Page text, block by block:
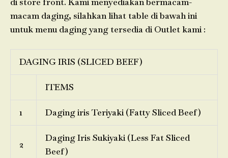
macam daging, silahkan lihat table di bawah ini
untuk menu daging yang tersedia di Outlet kami :
DAGING IRIS (SLICED BEEF)
ITEMS
1 Daging iris Teriyaki (Fatty Sliced Beef)
2
Daging Iris Sukiyaki (Less Fat Sliced
Beef)